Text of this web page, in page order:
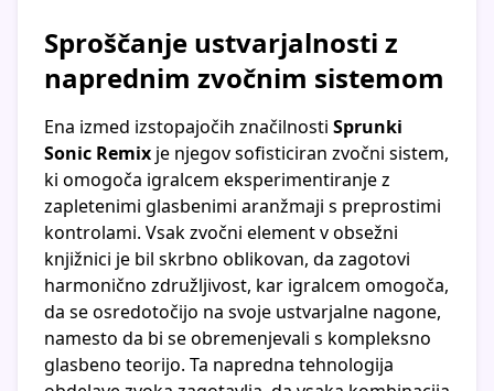
Sproščanje ustvarjalnosti z
naprednim zvočnim sistemom
Ena izmed izstopajočih značilnosti Sprunki
Sonic Remix je njegov sofisticiran zvočni sistem,
ki omogoča igralcem eksperimentiranje z
zapletenimi glasbenimi aranžmaji s preprostimi
kontrolami. Vsak zvočni element v obsežni
knjižnici je bil skrbno oblikovan, da zagotovi
harmonično združljivost, kar igralcem omogoča,
da se osredotočijo na svoje ustvarjalne nagone,
namesto da bi se obremenjevali s kompleksno
glasbeno teorijo. Ta napredna tehnologija